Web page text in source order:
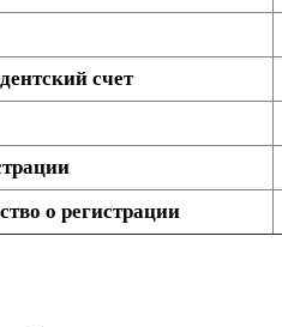
счет
о регистрации